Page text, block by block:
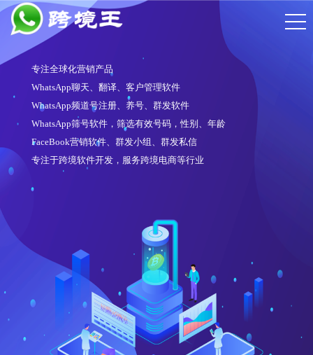
专注全球化营销产品
WhatsApp聊天、翻译、客户管理软件
WhatsApp频道号注册、养号、群发软件
WhatsApp筛号软件，筛选有效号码，性别、年龄
FaceBook营销软件、群发小组、群发私信
专注于跨境软件开发，服务跨境电商等行业